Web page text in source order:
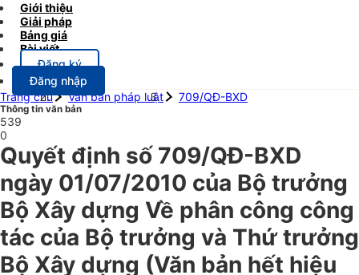
Giới thiệu
Giải pháp
Bảng giá
Bài viết
Đăng ký
Đăng nhập
Trang chủ
Văn bản pháp luật 709/QĐ-BXD
Thông tin văn bản
539
0
Quyết định số 709/QĐ-BXD
ngày 01/07/2010 của Bộ trưởng
Bộ Xây dựng Về phân công công
tác của Bộ trưởng và Thứ trưởng
Bộ Xây dựng (Văn bản hết hiệu